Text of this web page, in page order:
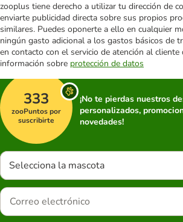
zooplus tiene derecho a utilizar tu dirección de
enviarte publicidad directa sobre sus propios
similares. Puedes oponerte a ello en cualquier
ningún gasto adicional a los gastos básicos de
en contacto con el servicio de atención al cliente
información sobre protección de datos
333
zooPuntos por
suscribirte
¡No te pierdas nuestros
personalizados,
novedades!
Selecciona la mascota